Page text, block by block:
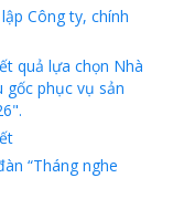
Công ty, chính
quả lựa chọn Nhà
gốc phục vụ sản
“Tháng nghe